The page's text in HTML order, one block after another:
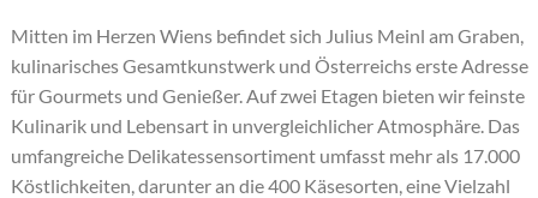
Mitten im Herzen Wiens befindet sich Julius Meinl am Graben,
kulinarisches Gesamtkunstwerk und Österreichs erste Adresse
für Gourmets und Genießer. Auf zwei Etagen bieten wir feinste
Kulinarik und Lebensart in unvergleichlicher Atmosphäre. Das
umfangreiche Delikatessensortiment umfasst mehr als 17.000
Köstlichkeiten, darunter an die 400 Käsesorten, eine Vielzahl